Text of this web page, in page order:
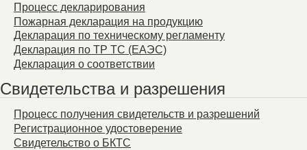
Процесс декларирования
Пожарная декларация на продукцию
Декларация по техническому регламенту
Декларация по ТР ТС (ЕАЭС)
Декларация о соответствии
Свидетельства и разрешения
Процесс получения свидетельств и разрешений
Регистрационное удостоверение
Свидетельство о БКТС